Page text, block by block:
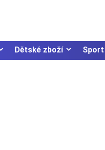
Dětské zboží Sport